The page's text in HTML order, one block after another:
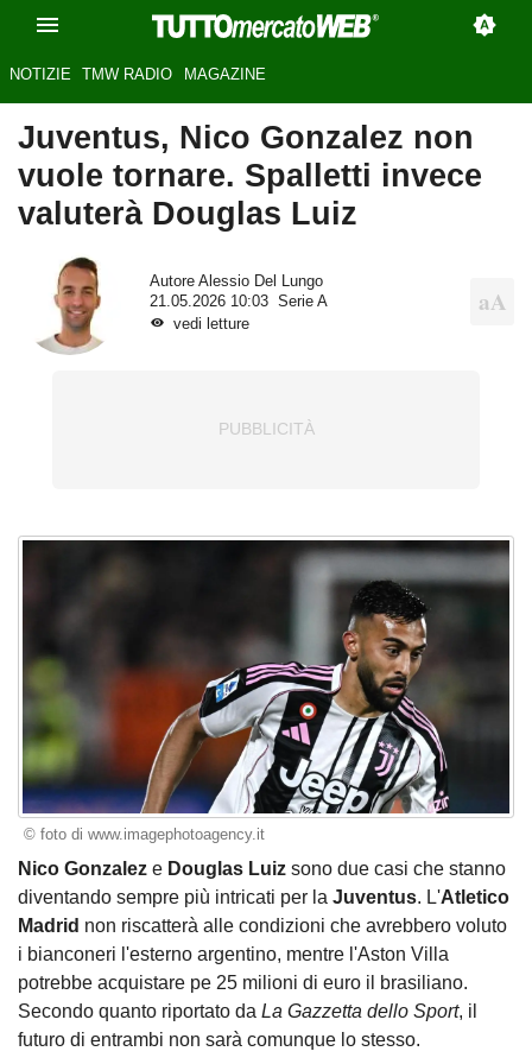
NOTIZIE TMW RADIO MAGAZINE
Juventus, Nico Gonzalez non
vuole tornare. Spalletti invece
valuterà Douglas Luiz
Autore Alessio Del Lungo
21.05.2026 10:03
Serie A
vedi letture
© foto di www.imagephotoagency.it
Nico Gonzalez e Douglas Luiz sono due casi che stanno
diventando sempre più intricati per la Juventus. L'Atletico
Madrid non riscatterà alle condizioni che avrebbero voluto
i bianconeri l'esterno argentino, mentre l'Aston Villa
potrebbe acquistare pe 25 milioni di euro il brasiliano.
Secondo quanto riportato da La Gazzetta dello Sport, il
futuro di entrambi non sarà comunque lo stesso.